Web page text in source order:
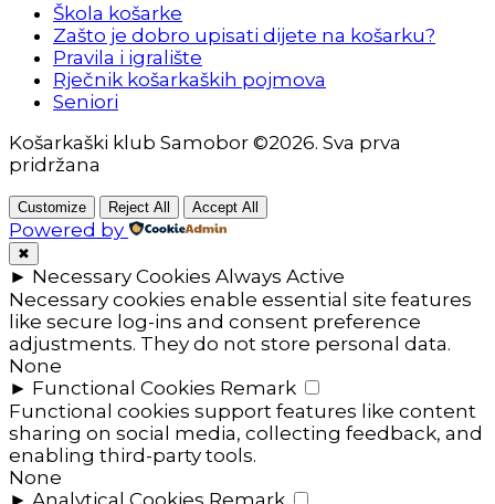
Škola košarke
Zašto je dobro upisati dijete na košarku?
Pravila i igralište
Rječnik košarkaških pojmova
Seniori
Košarkaški klub Samobor ©2026. Sva prva
pridržana
Customize Reject All Accept All
Powered by
✖
► Necessary Cookies Always Active
Necessary cookies enable essential site features
like secure log-ins and consent preference
adjustments. They do not store personal data.
None
► Functional Cookies Remark
Functional cookies support features like content
sharing on social media, collecting feedback, and
enabling third-party tools.
None
► Analytical Cookies Remark